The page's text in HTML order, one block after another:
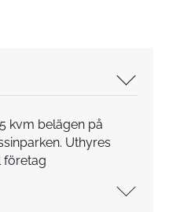
kvm belägen på
Uthyres
företag